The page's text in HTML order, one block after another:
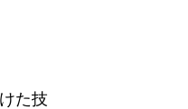
た技